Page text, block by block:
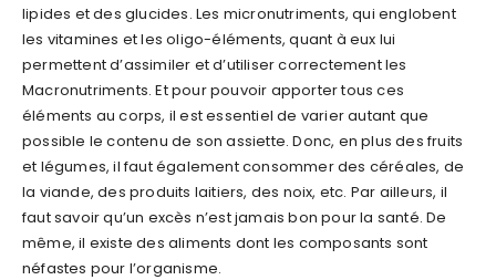
lipides et des glucides. Les micronutriments, qui englobent
les vitamines et les oligo-éléments, quant à eux lui
permettent d’assimiler et d’utiliser correctement les
Macronutriments. Et pour pouvoir apporter tous ces
éléments au corps, il est essentiel de varier autant que
possible le contenu de son assiette. Donc, en plus des fruits
et légumes, il faut également consommer des céréales, de
la viande, des produits laitiers, des noix, etc. Par ailleurs, il
faut savoir qu’un excès n’est jamais bon pour la santé. De
même, il existe des aliments dont les composants sont
néfastes pour l’organisme.